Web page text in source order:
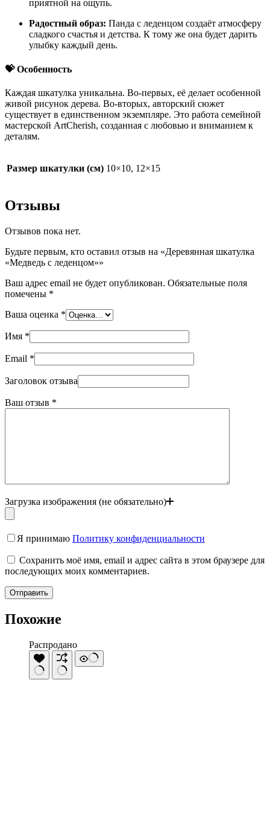
приятной на ощупь.
Радостный образ: Панда с леденцом создаёт атмосферу
сладкого счастья и детства. К тому же она будет дарить
улыбку каждый день.
💝Особенность
Каждая шкатулка уникальна. Во-первых, её делает особенной
живой рисунок дерева. Во-вторых, авторский сюжет
существует в единственном экземпляре. Это работа семейной
мастерской ArtCherish, созданная с любовью и вниманием к
деталям.
Размер шкатулки (см) 10×10, 12×15
Отзывы
Отзывов пока нет.
Будьте первым, кто оставил отзыв на «Деревянная шкатулка
«Медведь с леденцом»»
Ваш адрес email не будет опубликован. Обязательные поля
помечены *
Ваша оценка *
Имя *
Email *
Заголовок отзыва
Ваш отзыв *
Загрузка изображения (не обязательно)
Я принимаю Политику конфиденциальности
Сохранить моё имя, email и адрес сайта в этом браузере для
последующих моих комментариев.
Отправить
Похожие
Распродано